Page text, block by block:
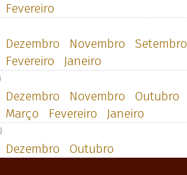
Fevereiro
Dezembro
Novembro Setembro
Fevereiro
Janeiro
Dezembro
Novembro Outubro
Março
Fevereiro
Janeiro
Dezembro
Outubro